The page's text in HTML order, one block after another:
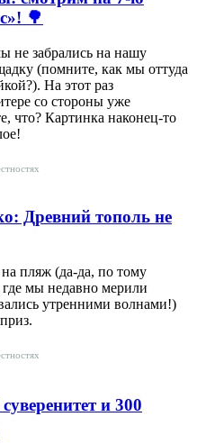
🌳
не забрались на нашу
(помните, как мы оттуда
На этот раз
со стороны уже
что? Картинка наконец-то
Древний тополь не
на пляж (да-да, по тому
мы недавно мерили
утренними волнами!)
и 300